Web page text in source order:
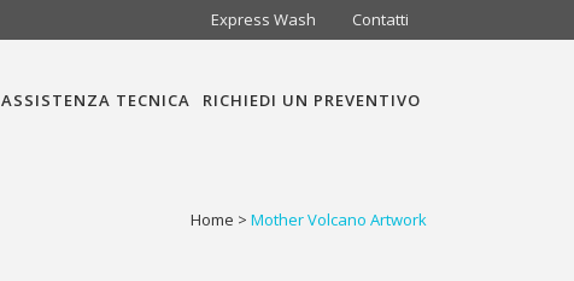
Express Wash Contatti
ASSISTENZA TECNICA RICHIEDI UN PREVENTIVO
Home > Mother Volcano Artwork